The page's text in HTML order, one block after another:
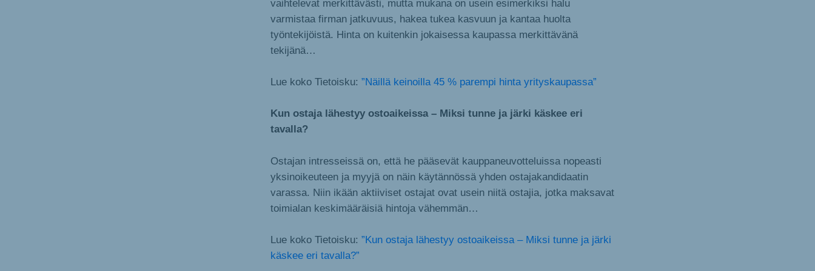
vaihtelevat merkittävästi, mutta mukana on usein esimerkiksi halu
varmistaa firman jatkuvuus, hakea tukea kasvuun ja kantaa huolta
työntekijöistä. Hinta on kuitenkin jokaisessa kaupassa merkittävänä
tekijänä…
Lue koko Tietoisku: ”Näillä keinoilla 45 % parempi hinta yrityskaupassa”
Kun ostaja lähestyy ostoaikeissa – Miksi tunne ja järki käskee eri
tavalla?
Ostajan intresseissä on, että he pääsevät kauppaneuvotteluissa nopeasti
yksinoikeuteen ja myyjä on näin käytännössä yhden ostajakandidaatin
varassa. Niin ikään aktiiviset ostajat ovat usein niitä ostajia, jotka maksavat
toimialan keskimääräisiä hintoja vähemmän…
Lue koko Tietoisku: ”Kun ostaja lähestyy ostoaikeissa – Miksi tunne ja järki
käskee eri tavalla?”